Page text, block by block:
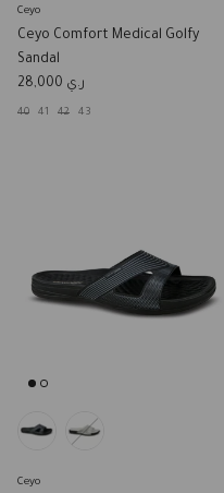
Ceyo
Ceyo Comfort Medical Golfy
Sandal
Regular price
ر.ي 28,000
40 41 42 43
Ceyo